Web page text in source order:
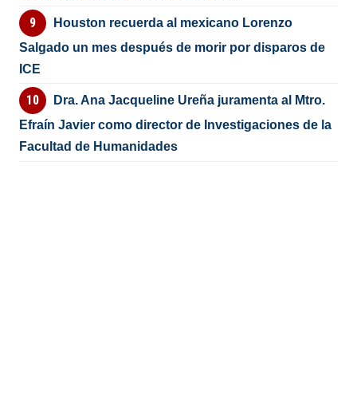
Houston recuerda al mexicano Lorenzo
Salgado un mes después de morir por disparos de
ICE
Dra. Ana Jacqueline Ureña juramenta al Mtro.
Efraín Javier como director de Investigaciones de la
Facultad de Humanidades